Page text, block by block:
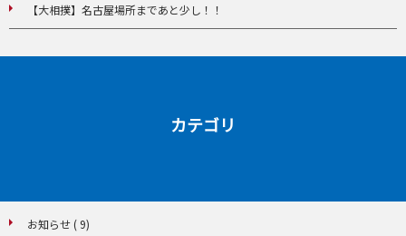
【大相撲】名古屋場所まであと少し！！
カテゴリ
お知らせ ( 9)